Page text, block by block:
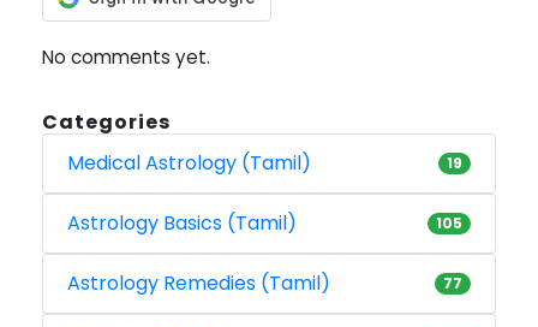
No comments yet.
Categories
Medical Astrology (Tamil)
19
Astrology Basics (Tamil) 105
Astrology Remedies (Tamil) 77